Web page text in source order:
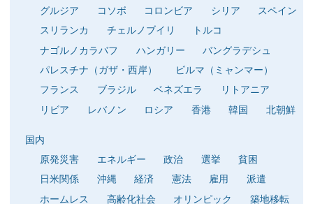
グルジア
コソボ コロンビア シリア
スペイン
スリランカ
チェルノブイリ
トルコ
ナゴルノカラバフ
ハンガリー
バングラデシュ
パレスチナ（ガザ・西岸）
ビルマ（ミャンマー）
フランス
ブラジル ベネズエラ
リトアニア
リビア
レバノン ロシア 香港 韓国 北朝鮮
国内
原発災害
エネルギー 政治 選挙
貧困
日米関係
沖縄 経済 憲法 雇用
派遣
ホームレス
高齢化社会 オリンピック 築地移転